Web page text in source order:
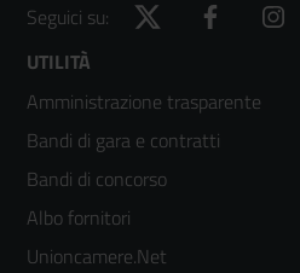
Seguici su:
Twitter Facebook
Footer
menù
colonna
2
UTILITÀ
Amministrazione trasparente
Bandi di gara e contratti
Bandi di concorso
Albo fornitori
Unioncamere.Net